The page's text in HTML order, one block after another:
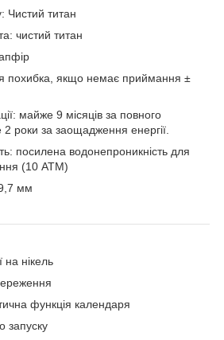
Чистий титан
чистий титан
похибка, якщо немає приймання ±
майже 9 місяців за повного
роки за заощадження енергії.
посилена водонепроникність для
(10 АТМ)
мм
на нікель
функція календаря
запуску